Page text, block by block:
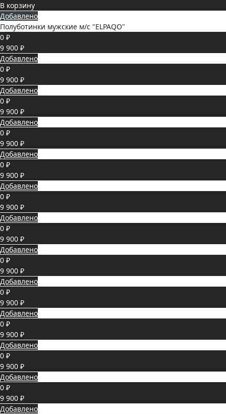
В корзину
Добавлено
Полуботинки мужские м/с "ELPAQO"
0 ₽
9 900 ₽
Добавлено
0 ₽
9 900 ₽
Добавлено
0 ₽
9 900 ₽
Добавлено
0 ₽
9 900 ₽
Добавлено
0 ₽
9 900 ₽
Добавлено
0 ₽
9 900 ₽
Добавлено
0 ₽
9 900 ₽
Добавлено
0 ₽
9 900 ₽
Добавлено
0 ₽
9 900 ₽
Добавлено
0 ₽
9 900 ₽
Добавлено
0 ₽
9 900 ₽
Добавлено
0 ₽
9 900 ₽
Добавлено